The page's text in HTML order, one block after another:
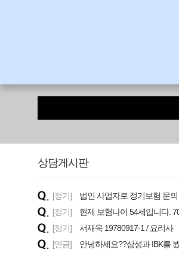
상담게시판
[정기]
법인 사업자로 정기보험 문
[정기]
현재 보험나이 54세입니다.
[정기]
서재욱 19780917-1 / 요리사
[연금]
안녕하세요??삼성과 IBK를